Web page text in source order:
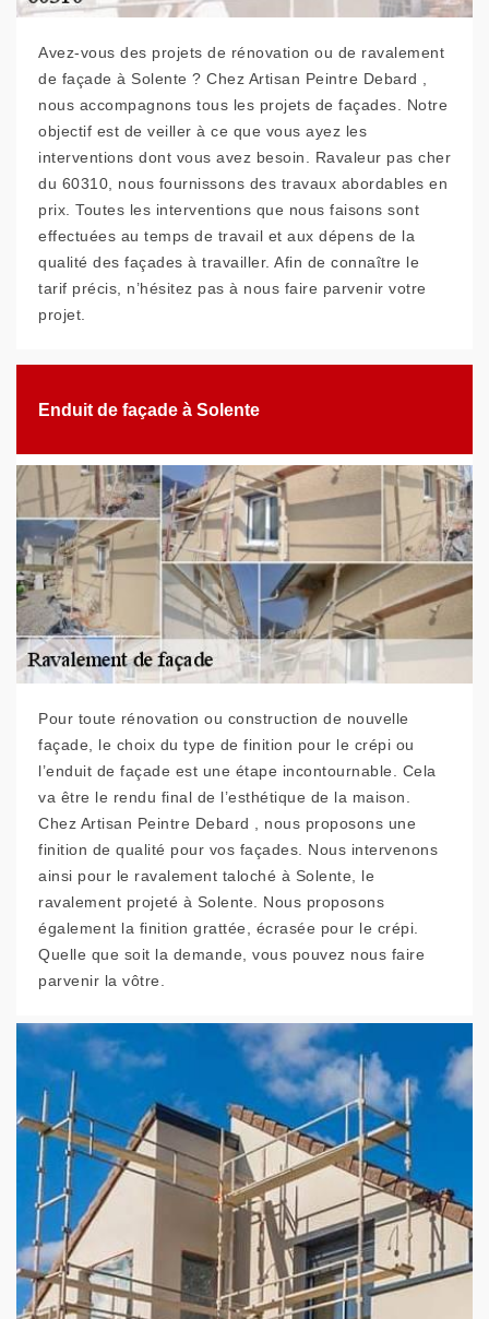
Avez-vous des projets de rénovation ou de ravalement
de façade à Solente ? Chez Artisan Peintre Debard ,
nous accompagnons tous les projets de façades. Notre
objectif est de veiller à ce que vous ayez les
interventions dont vous avez besoin. Ravaleur pas cher
du 60310, nous fournissons des travaux abordables en
prix. Toutes les interventions que nous faisons sont
effectuées au temps de travail et aux dépens de la
qualité des façades à travailler. Afin de connaître le
tarif précis, n’hésitez pas à nous faire parvenir votre
projet.
Enduit de façade à Solente
Pour toute rénovation ou construction de nouvelle
façade, le choix du type de finition pour le crépi ou
l’enduit de façade est une étape incontournable. Cela
va être le rendu final de l’esthétique de la maison.
Chez Artisan Peintre Debard , nous proposons une
finition de qualité pour vos façades. Nous intervenons
ainsi pour le ravalement taloché à Solente, le
ravalement projeté à Solente. Nous proposons
également la finition grattée, écrasée pour le crépi.
Quelle que soit la demande, vous pouvez nous faire
parvenir la vôtre.